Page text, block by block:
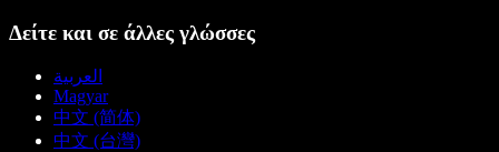
Δείτε και σε άλλες γλώσσες
العربية
Magyar
中文 (简体)
中文 (台灣)